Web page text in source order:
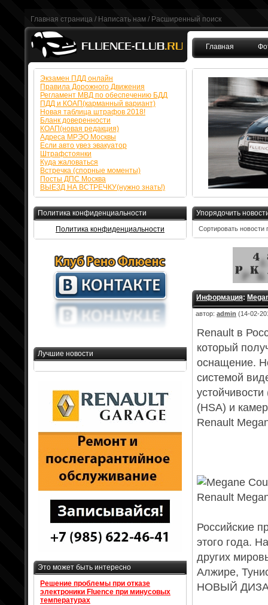
Главная страница / Написать нам / Расширенный поиск
Главная
Упорядочить
Сортировать новости
Информация:
автор: admin (14-02-
Renault в
который
оснащение.
системой
(HSA) и
Renault
Renault
Российские
этого года.
других
Алжире,
НОВЫЙ
Экзамен ПДД онлайн
Правила Дорожного Движения
Регламент МВД по обеспечению БДД
ПДД и КОАП(карманный вариант)
Новая таблица штрафов 2018!
Бланк доверенности
КОАП(новая редакция)
Адреса МРЭО Москвы
Если авто увез эвакуатор
Штрафстоянки
Куда жаловаться
Встречка (спорные моменты)
Посты ДПС Москва
ВЫЕЗД НА ВСТРЕЧКУ(нужно знать!)
Политика конфиденциальности
Политика конфиденциальности
Лучшие новости
Это может быть интересно
Решение проблемы при отказе
электроники Fluence при минусовых
температурах